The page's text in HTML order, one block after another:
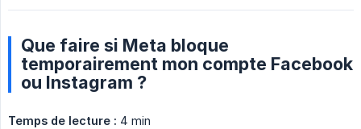
Que faire si Meta bloque
temporairement mon compte Facebook
ou Instagram ?
Temps de lecture : 4 min